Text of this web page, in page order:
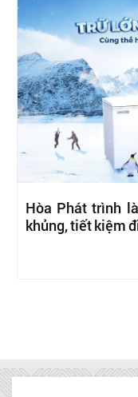
Hòa Phát trình
khủng, tiết kiệm